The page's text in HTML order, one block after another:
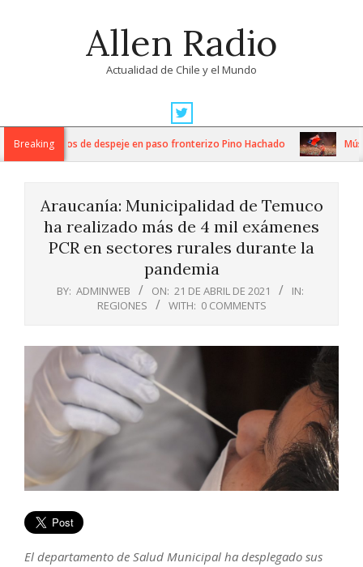
Allen Radio
Actualidad de Chile y el Mundo
Navigation
MenuBreaking
trabajos de despeje en paso fronterizo Pino Hachado
Araucanía: Municipalidad de Temuco
ha realizado más de 4 mil exámenes
PCR en sectores rurales durante la
pandemia
BY: ADMINWEB ON: 21 DE ABRIL DE 2021
IN:
REGIONES
WITH: 0 COMMENTS
El departamento de Salud Municipal ha desplegado sus